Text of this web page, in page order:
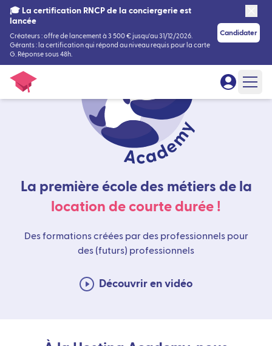
🎓 La certification RNCP de la conciergerie est
lancée
Créateurs : offre de lancement à 3 500 € jusqu'au 31/12/2026.
Gérants : la certification qui répond au niveau requis pour la carte
G. Réponse sous 48h.
Candidater
La première école des métiers de la
location de courte durée !
Des formations créées par des professionnels pour
des (futurs) professionnels
Découvrir en vidéo